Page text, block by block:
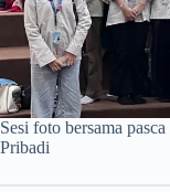
Sesi foto bersama
Pribadi